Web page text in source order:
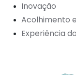
Inovação
Acolhimento
Experiência